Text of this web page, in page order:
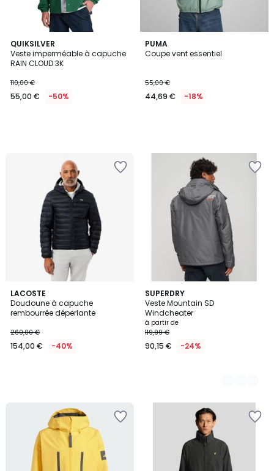
QUIKSILVER
Veste imperméable à capuche
RAIN CLOUD 3K
110,00 €
55,00 € -50%
PUMA
Coupe vent essentiel
55,00 €
44,69 € -18%
LACOSTE
Doudoune à capuche
rembourrée déperlante
260,00 €
154,00 € -40%
SUPERDRY
Veste Mountain SD
Windcheater
à partir de
119,99 €
90,15 € -24%
4
Couleurs